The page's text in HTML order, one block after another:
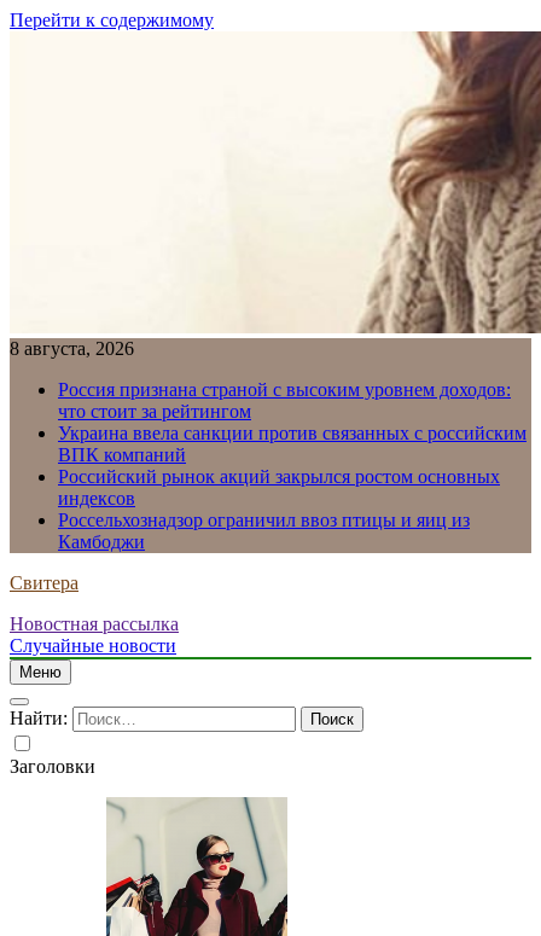
Перейти к содержимому
8 августа, 2026
Россия признана страной с высоким уровнем доходов:
что стоит за рейтингом
Украина ввела санкции против связанных с российским
ВПК компаний
Российский рынок акций закрылся ростом основных
индексов
Россельхознадзор ограничил ввоз птицы и яиц из
Камбоджи
Свитера
Новостная рассылка
Случайные новости
Меню
Найти:
Заголовки